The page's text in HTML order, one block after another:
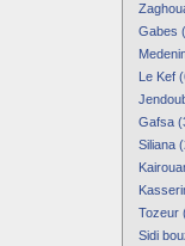
Gabes
Le Kef
Gafsa
Siliana
Tozeur
Sidi